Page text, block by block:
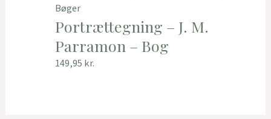
Bøger
Portrættegning – J. M.
Parramon – Bog
149,95 kr.